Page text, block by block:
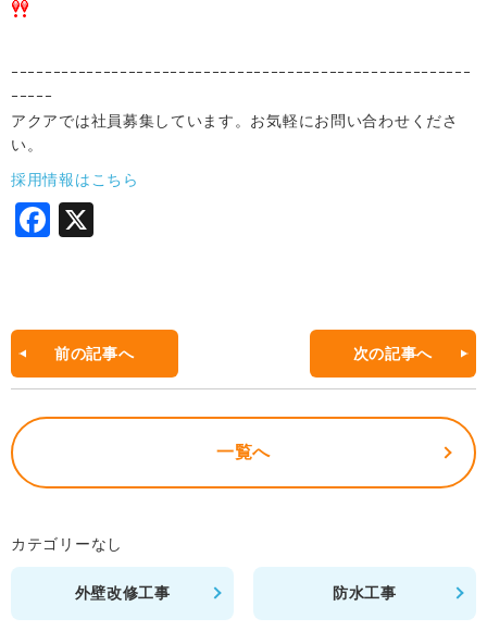
ｰｰｰｰｰｰｰｰｰｰｰｰｰｰｰｰｰｰｰｰｰｰｰｰｰｰｰｰｰｰｰｰｰｰｰｰｰｰｰｰｰｰｰｰｰｰｰｰｰｰｰｰｰｰｰ
ｰｰｰｰｰ
アクアでは社員募集しています。お気軽にお問い合わせくださ
い。
採用情報はこちら
F
e
b
o
o
前の記事へ 次の記事へ
一覧へ
カテゴリーなし
外壁改修工事 防水工事